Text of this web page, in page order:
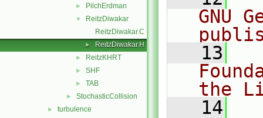
► PilchErdman
▼
ReitzDiwakar
ReitzDiwakar.C
► ReitzDiwakar.H
► ReitzKHRT
► SHF
► TAB
► StochasticCollision
► turbulence
GNU
   13
the
   14